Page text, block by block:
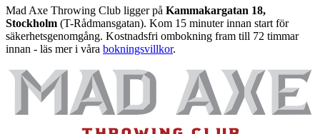
Mad Axe Throwing Club ligger på Kammakargatan 18,
Stockholm (T-Rådmansgatan). Kom 15 minuter innan start för
säkerhetsgenomgång. Kostnadsfri ombokning fram till 72 timmar
innan - läs mer i våra bokningsvillkor.